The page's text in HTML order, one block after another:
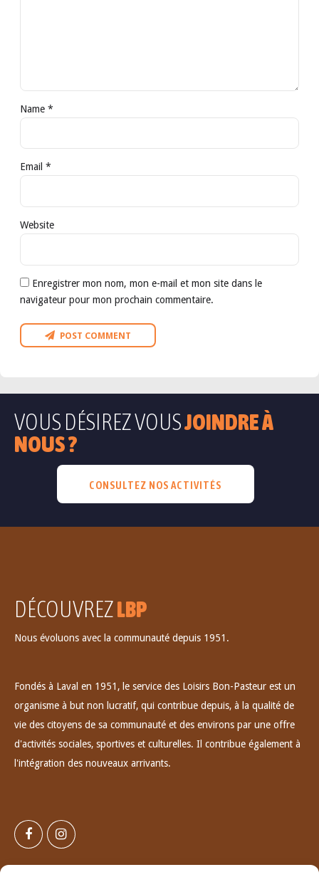
Name *
Email *
Website
Enregistrer mon nom, mon e-mail et mon site dans le
navigateur pour mon prochain commentaire.
POST COMMENT
VOUS DÉSIREZ VOUSJOINDRE À
NOUS ?
CONSULTEZ NOS ACTIVITÉS
DÉCOUVREZLBP
Nous évoluons avec la communauté depuis 1951.
Fondés à Laval en 1951, le service des Loisirs Bon-Pasteur est un
organisme à but non lucratif, qui contribue depuis, à la qualité de
vie des citoyens de sa communauté et des environs par une offre
d'activités sociales, sportives et culturelles. Il contribue également à
l'intégration des nouveaux arrivants.